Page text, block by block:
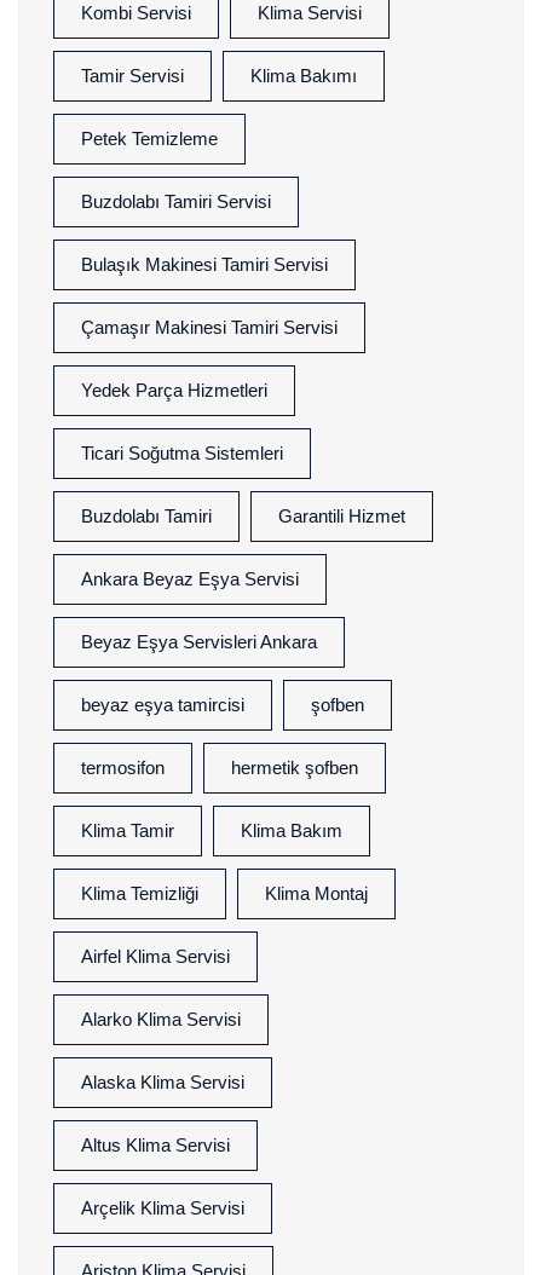
Kombi Servisi Klima Servisi
Tamir Servisi Klima Bakımı
Petek Temizleme
Buzdolabı Tamiri Servisi
Bulaşık Makinesi Tamiri Servisi
Çamaşır Makinesi Tamiri Servisi
Yedek Parça Hizmetleri
Ticari Soğutma Sistemleri
Buzdolabı Tamiri Garantili Hizmet
Ankara Beyaz Eşya Servisi
Beyaz Eşya Servisleri Ankara
beyaz eşya tamircisi şofben
termosifon hermetik şofben
Klima Tamir Klima Bakım
Klima Temizliği Klima Montaj
Airfel Klima Servisi
Alarko Klima Servisi
Alaska Klima Servisi
Altus Klima Servisi
Arçelik Klima Servisi
Ariston Klima Servisi